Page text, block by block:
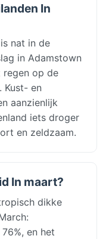
In
nat in de
in Adamstown
regen op de
Kust- en
aanzienlijk
iets droger
en zeldzaam.
In maart?
dikke
en het